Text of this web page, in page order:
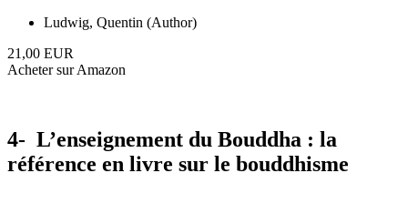
Ludwig, Quentin (Author)
21,00 EUR
Acheter sur Amazon
4- L’enseignement du Bouddha : la
référence en livre sur le bouddhisme